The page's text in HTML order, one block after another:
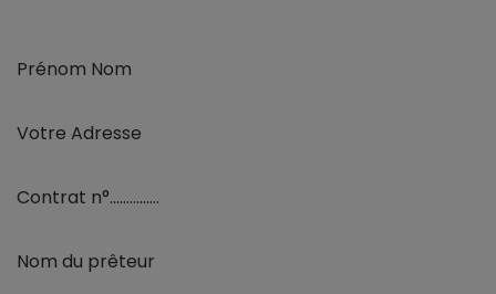
Prénom Nom
Votre Adresse
Contrat n°...............
Nom du prêteur